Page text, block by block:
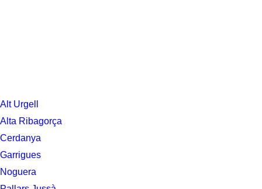
Alt Urgell
Alta Ribagorça
Cerdanya
Garrigues
Noguera